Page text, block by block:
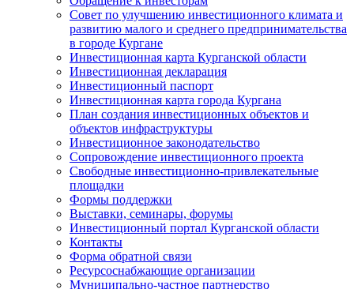
Совет по улучшению инвестиционного климата и
развитию малого и среднего предпринимательства
в городе Кургане
Инвестиционная карта Курганской области
Инвестиционная декларация
Инвестиционный паспорт
Инвестиционная карта города Кургана
План создания инвестиционных объектов и
объектов инфраструктуры
Инвестиционное законодательство
Сопровождение инвестиционного проекта
Свободные инвестиционно-привлекательные
площадки
Формы поддержки
Выставки, семинары, форумы
Инвестиционный портал Курганской области
Контакты
Форма обратной связи
Ресурсоснабжающие организации
Муниципально-частное партнерство